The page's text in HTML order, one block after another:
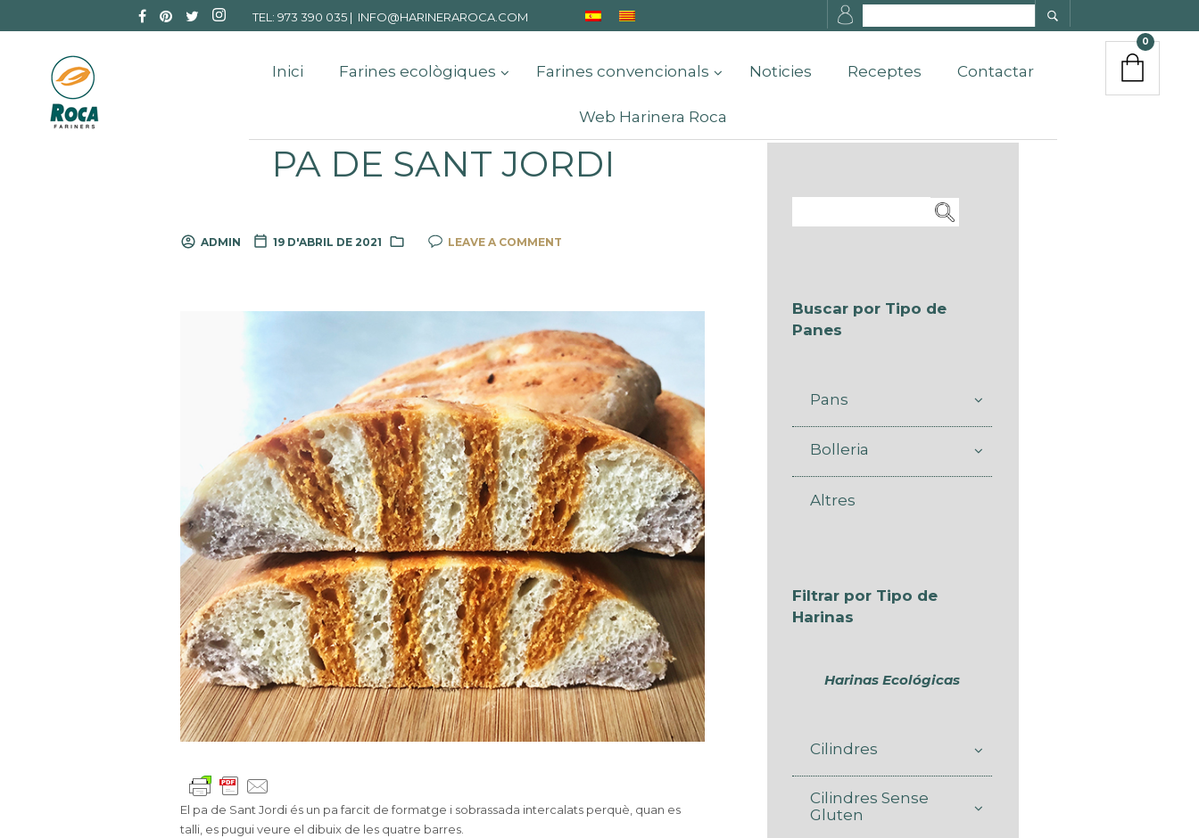
TEL: 973 390 035 | INFO@HARINERAROCA.COM
Inici Farines ecològiques Farines convencionals Noticies Receptes Contactar
Web Harinera Roca
0
PA DE SANT JORDI
ADMIN 19 D'ABRIL DE 2021 LEAVE A COMMENT
El pa de Sant Jordi és un pa farcit de formatge i sobrassada intercalats perquè, quan es
talli, es pugui veure el dibuix de les quatre barres.
Buscar por Tipo de
Panes
Pans
Bolleria
Altres
Filtrar por Tipo de
Harinas
Harinas Ecológicas
Cilindres
Cilindres Sense
Gluten